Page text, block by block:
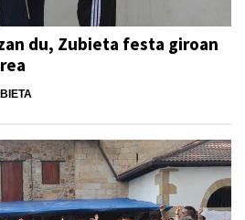
du, Zubieta festa giroan